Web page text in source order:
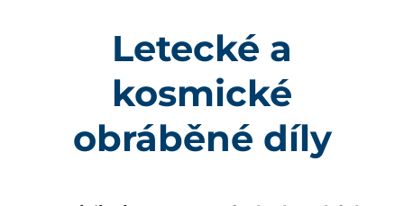
Letecké a
kosmické
obráběné díly